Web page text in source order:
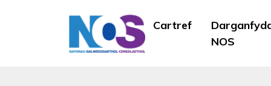
Cartref
NOS